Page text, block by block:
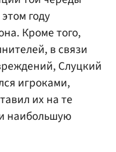
году
Кроме того,
в связи
Слуцкий
игроками,
их на те
наибольшую